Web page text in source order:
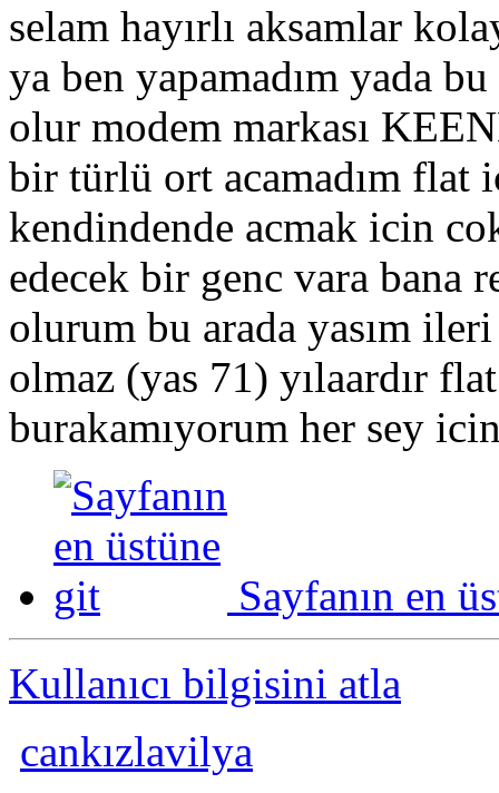
selam hayırlı aksamlar
ya ben yapamadım yada
olur modem markası
bir türlü ort acamadım flat
kendindende acmak icin
edecek bir genc vara bana
olurum bu arada yasım
olmaz (yas 71) yılaardır
burakamıyorum her sey
Sayfanın en
Kullanıcı bilgisini atla
cankızlavilya